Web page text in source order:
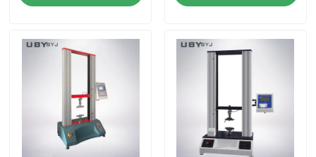
standaarden
testen bij maximale
kracht van 10KN
maximale testkracht